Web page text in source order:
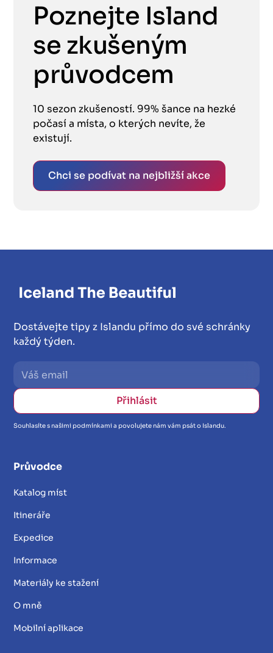
Poznejte Island
se zkušeným
průvodcem
10 sezon zkušeností. 99% šance na hezké
počasí a místa, o kterých nevíte, že
existují.
Chci se podívat na nejbližší akce
Dostávejte tipy z Islandu přímo do své schránky
každý týden.
Souhlasíte s našimi podmínkami a povolujete nám vám psát o Islandu.
Průvodce
Katalog míst
Itineráře
Expedice
Informace
Materiály ke stažení
O mně
Mobilní aplikace